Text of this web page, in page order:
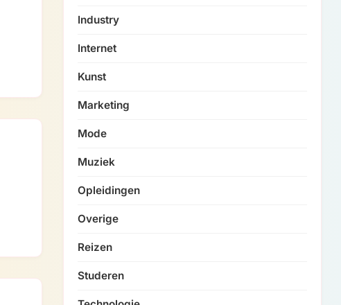
Industry
Internet
Kunst
Marketing
Mode
Muziek
Opleidingen
Overige
Reizen
Studeren